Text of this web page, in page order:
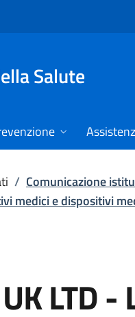
Salute
/ Comunicazione
medici e dispositivi
LTD